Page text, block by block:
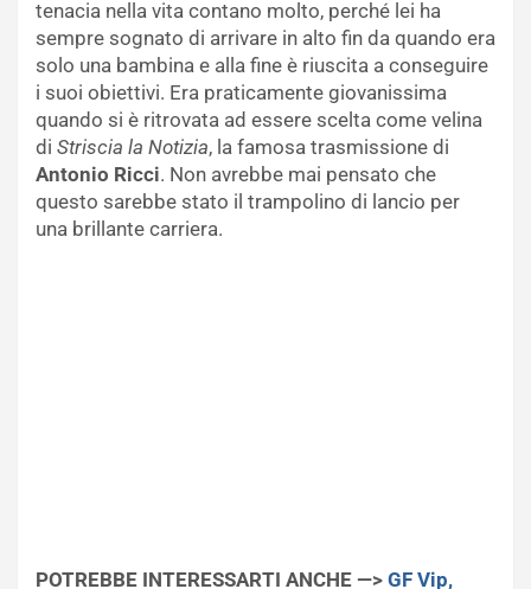
tenacia nella vita contano molto, perché lei ha
sempre sognato di arrivare in alto fin da quando era
solo una bambina e alla fine è riuscita a conseguire
i suoi obiettivi. Era praticamente giovanissima
quando si è ritrovata ad essere scelta come velina
di Striscia la Notizia, la famosa trasmissione di
Antonio Ricci. Non avrebbe mai pensato che
questo sarebbe stato il trampolino di lancio per
una brillante carriera.
POTREBBE INTERESSARTI ANCHE —> GF Vip,